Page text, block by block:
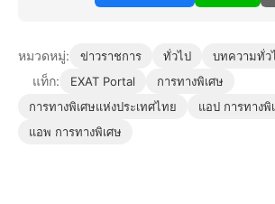
หมวดหมู่: ข่าวราชการ ทั่วไป บทความทั่ว
แท็ก: EXAT Portal
การทางพิเศษ
การทางพิเศษแห่งประเทศไทย
แอป การทางพิ
แอพ การทางพิเศษ